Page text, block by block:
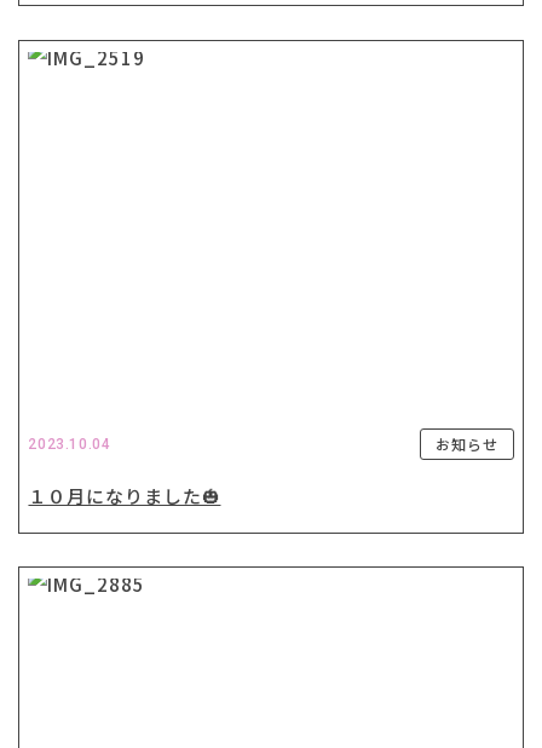
2023.10.04 お知らせ
１０月になりました🎃